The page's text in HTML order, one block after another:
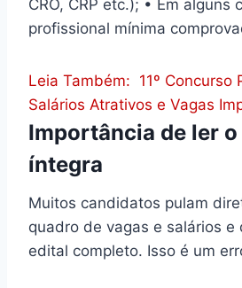
CRO, CRP etc.); • Em alguns
profissional mínima
Leia Também: 11º Concurso
Salários Atrativos e Vagas
Importância de ler
íntegra
Muitos candidatos pulam
quadro de vagas e salários e
edital completo. Isso é um